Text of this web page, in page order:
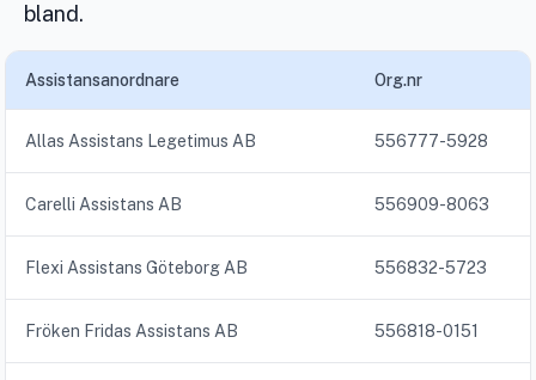
bland.
Assistansanordnare Org.nr
Allas Assistans Legetimus AB 556777-5928
Carelli Assistans AB 556909-8063
Flexi Assistans Göteborg AB 556832-5723
Fröken Fridas Assistans AB 556818-0151